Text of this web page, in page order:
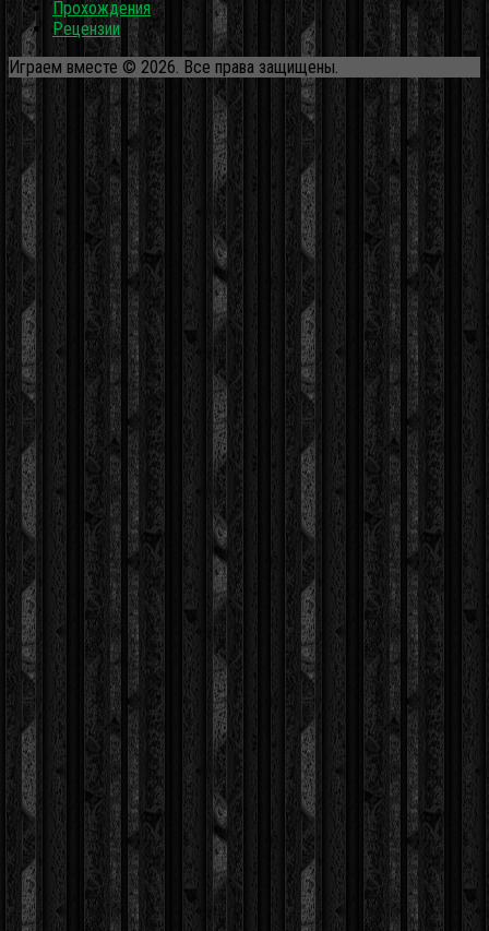
Прохождения
Рецензии
Играем вместе © 2026. Все права защищены.